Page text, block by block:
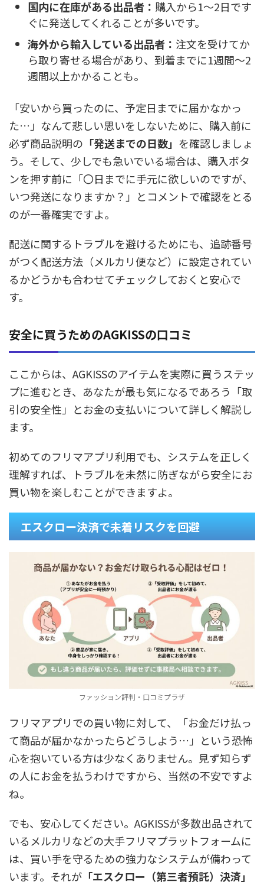
国内に在庫がある出品者： 購入から1〜2日です
ぐに発送してくれることが多いです。
海外から輸入している出品者： 注文を受けてか
ら取り寄せる場合があり、到着までに1週間〜2
週間以上かかることも。
「安いから買ったのに、予定日までに届かなかっ
た…」なんて悲しい思いをしないために、購入前に
必ず商品説明の 「発送までの日数」 を確認しましょ
う。そして、少しでも急いでいる場合は、購入ボタ
ンを押す前に「〇日までに手元に欲しいのですが、
いつ発送になりますか？」とコメントで確認をとる
のが一番確実ですよ。
配送に関するトラブルを避けるためにも、追跡番号
がつく配送方法（メルカリ便など）に設定されてい
るかどうかも合わせてチェックしておくと安心で
す。
安全に買うためのAGKISSの口コミ
ここからは、AGKISSのアイテムを実際に買うステッ
プに進むとき、あなたが最も気になるであろう「取
引の安全性」とお金の支払いについて詳しく解説し
ます。
初めてのフリマアプリ利用でも、システムを正しく
理解すれば、トラブルを未然に防ぎながら安全にお
買い物を楽しむことができますよ。
エスクロー決済で未着リスクを回避
ファッション評判・口コミプラザ
フリマアプリでの買い物に対して、「お金だけ払っ
て商品が届かなかったらどうしよう…」という恐怖
心を抱いている方は少なくありません。見ず知らず
の人にお金を払うわけですから、当然の不安ですよ
ね。
でも、安心してください。AGKISSが多数出品されて
いるメルカリなどの大手フリマプラットフォームに
は、買い手を守るための強力なシステムが備わって
います。それが 「エスクロー（第三者預託）決済」